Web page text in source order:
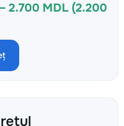
2.700 MDL (2.200